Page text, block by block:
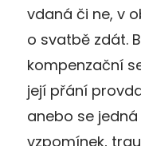
vdaná či ne, v
o svatbě zdát.
kompenzační
její přání
anebo se
vzpomínek,